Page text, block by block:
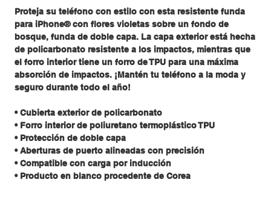
Proteja su teléfono con estilo con esta resistente funda
para iPhone® con flores violetas sobre un fondo de
bosque, funda de doble capa. La capa exterior está hecha
de policarbonato resistente a los impactos, mientras que
el forro interior tiene un forro de TPU para una máxima
absorción de impactos. ¡Mantén tu teléfono a la moda y
seguro durante todo el año!
• Cubierta exterior de policarbonato
• Forro interior de poliuretano termoplástico TPU
• Protección de doble capa
• Aberturas de puerto alineadas con precisión
• Compatible con carga por inducción
• Producto en blanco procedente de Corea